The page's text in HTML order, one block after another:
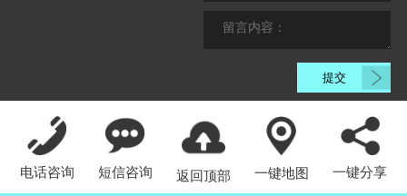
电话咨询 短信咨询 返回顶部 一键地图 一键分享